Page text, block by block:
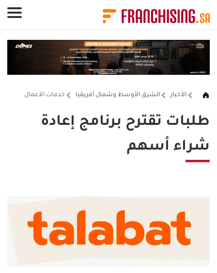
الأخبار الشرق الأوسط وشمال أفريقيا خدمات الأعمال
طلبات تقترح برنامج إعادة
شراء أسهم
لوحة إدارة ملفات تعريف الارتباط